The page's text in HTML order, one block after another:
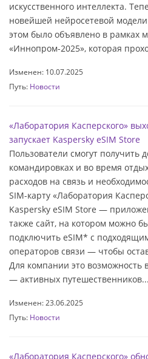
искусственного интеллекта.
новейшей нейросетевой
этом было объявлено в рамках
«Иннопром-2025», которая
Изменен: 10.07.2025
Путь: Новости
«Лаборатория Касперского»
запускает Kaspersky eSIM Store
Пользователи смогут получить
командировках и во время
расходов на связь и
SIM-карту «Лаборатория
Kaspersky eSIM Store —
также сайт, на котором можно
подключить eSIM* с
операторов связи — чтобы
Для компании это
— активных путешественников...
Изменен: 23.06.2025
Путь: Новости
«Лаборатория Касперского»